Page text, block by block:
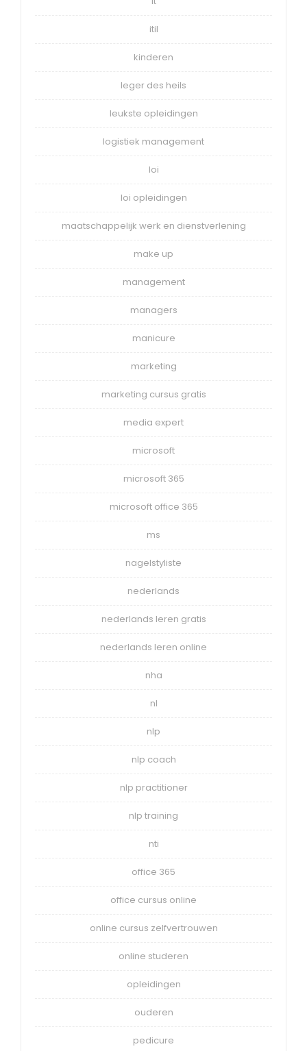
itil
kinderen
leger des heils
leukste opleidingen
logistiek management
loi
loi opleidingen
maatschappelijk werk en dienstverlening
make up
management
managers
manicure
marketing
marketing cursus gratis
media expert
microsoft
microsoft 365
microsoft office 365
ms
nagelstyliste
nederlands
nederlands leren gratis
nederlands leren online
nha
nl
nlp
nlp coach
nlp practitioner
nlp training
nti
office 365
office cursus online
online cursus zelfvertrouwen
online studeren
opleidingen
ouderen
pedicure